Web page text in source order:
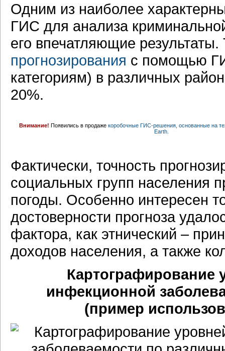
Одним из наиболее
ГИС для анализа
его впечатляющие
прогнозирования с помощью
категориям) в различных
20%.
Внимание! Появились в продаже коробочные ГИС-решения, основанные на
Earth.
Фактически, точность
социальных групп населения
погоды. Особенно интересен
достоверности прогноза
фактора, как этнический –
доходов населения, а также
Картографирование
инфекционной
(пример